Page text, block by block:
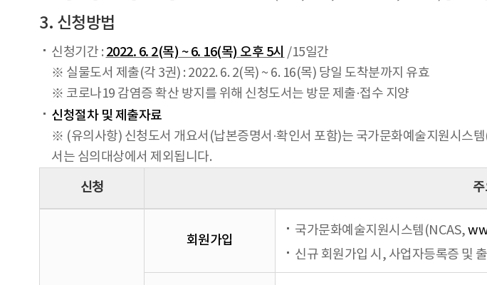
3. 신청방법
신청기간 : 2022. 6. 2(목) ~ 6. 16(목) 오후 5시 /15일간
※ 실물도서 제출(각 3권) : 2022. 6. 2(목) ~ 6. 16(목) 당일 도착분까지 유효
※ 코로나19 감염증 확산 방지를 위해 신청도서는 방문 제출·접수 지양
신청절차 및 제출자료
※ (유의사항) 신청도서 개요서(납본증명서·확인서 포함)는 국가문화예술지원시스
서는 심의대상에서 제외됩니다.
신청
회원가입
국가문화예술지원시스템(NCAS,
신규 회원가입 시, 사업자등록증 및